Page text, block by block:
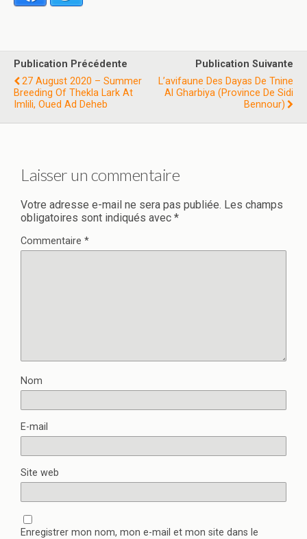
Publication Précédente
27 August 2020 – Summer
Breeding Of Thekla Lark At
Imlili, Oued Ad Deheb
Publication Suivante
L’avifaune Des Dayas De Tnine
Al Gharbiya (Province De Sidi
Bennour)
Laisser un commentaire
Votre adresse e-mail ne sera pas publiée. Les champs
obligatoires sont indiqués avec *
Commentaire *
Nom
E-mail
Site web
Enregistrer mon nom, mon e-mail et mon site dans le